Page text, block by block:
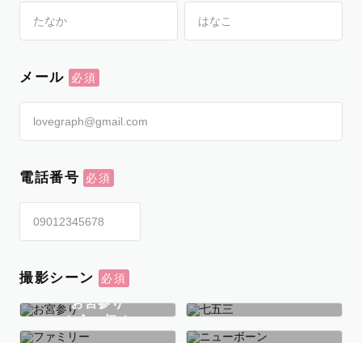
メール
電話番号
撮影シーン
お宮参り
お食い初め
七五三